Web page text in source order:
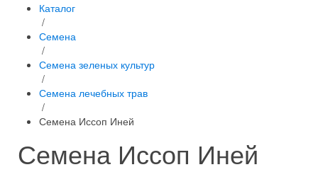
Каталог
/
Семена
/
Семена зеленых культур
/
Семена лечебных трав
/
Семена Иссоп Иней
Семена Иссоп Иней